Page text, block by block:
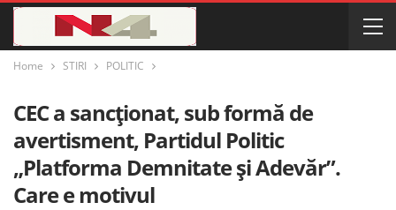
Home STIRI POLITIC
CEC a sancționat, sub formă de
avertisment, Partidul Politic
„Platforma Demnitate și Adevăr”.
Care e motivul